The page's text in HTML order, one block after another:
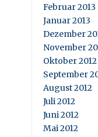
Februar 2013
Januar 2013
Dezember
November
Oktober 2012
September
August 2012
Juli 2012
Juni 2012
Mai 2012